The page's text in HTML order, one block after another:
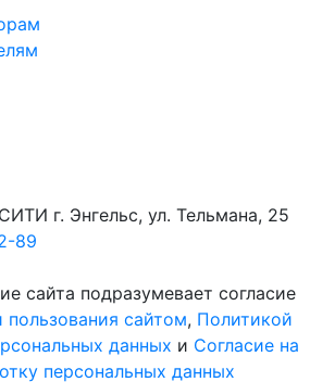
г. Энгельс, ул. Тельмана, 25
89
сайта подразумевает согласие
сайтом, Политикой
данных и Согласие на
персональных данных